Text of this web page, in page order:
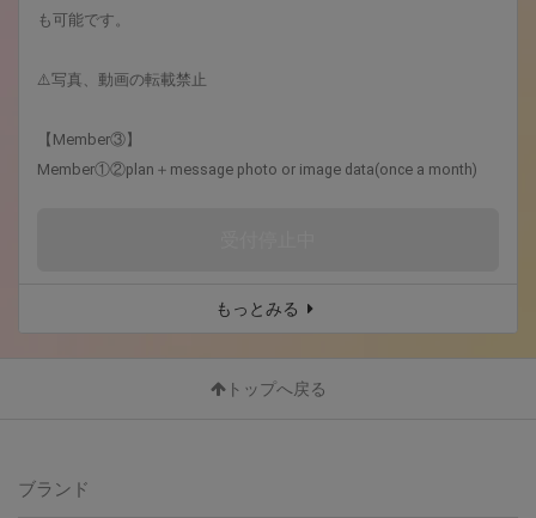
も可能です。
⚠️写真、動画の転載禁止
【Member③】
Member①②plan＋message photo or image data(once a month)
もっとみる
トップへ戻る
ブランド